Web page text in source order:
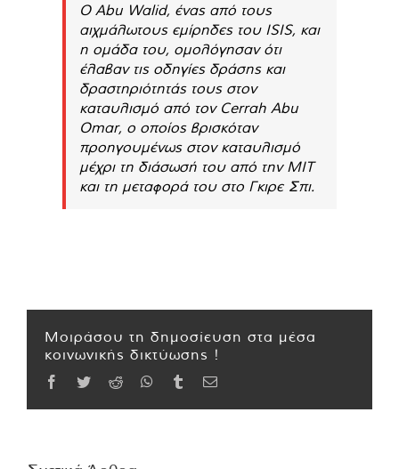
Ο Abu Walid, ένας από τους
αιχμάλωτους εμίρηδες του ISIS, και
η ομάδα του, ομολόγησαν ότι
έλαβαν τις οδηγίες δράσης και
δραστηριότητάς τους στον
καταυλισμό από τον Cerrah Abu
Omar, ο οποίος βρισκόταν
προηγουμένως στον καταυλισμό
μέχρι τη διάσωσή του από την MIT
και τη μεταφορά του στο Γκιρε Σπι.
Μοιράσου τη δημοσίευση στα μέσα
κοινωνικής δικτύωσης !
Facebook
TwitterReddit WhatsApp
TumblrEmail